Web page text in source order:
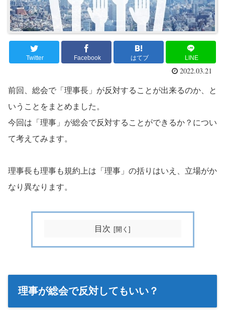
Twitter Facebook はてブ LINE
2022.03.21
前回、総会で「理事長」が反対することが出来るのか、と
いうことをまとめました。
今回は「理事」が総会で反対することができるか？につい
て考えてみます。
理事長も理事も規約上は「理事」の括りはいえ、立場がか
なり異なります。
目次
理事が総会で反対してもいい？